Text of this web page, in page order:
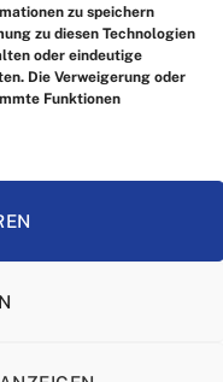
zu speichern
zu diesen Technologien
oder eindeutige
Die Verweigerung oder
Funktionen